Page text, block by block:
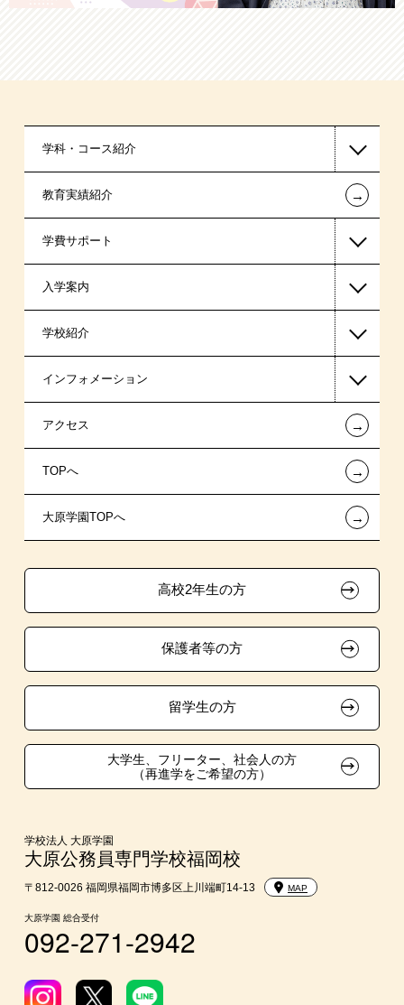
学科・コース紹介
国家公務員・地方公務員系
警察官・消防官系
東京経営大学 学士取得コース
高校生対象コース
教育実績紹介 ←
学費サポート
高等教育の修学支援新制度
日本学生支援機構の奨学金
国の教育ローン
提携教育ローン
試験による特待生制度
資格・クラブ活動による特待生制度
入学案内
一般入学
AO入学
指定校推薦入学
特別推薦入学
推薦入学
生徒会活動推薦入学
自己推薦入学
在校生・卒業生紹介推薦入学
大学生・短期大学生特別入学
学費
東京経営大学への3年次編入学
入学前Web通信講座
大学・短期大学・公務員併願制度
学校紹介
在校生からあなたへ
夢を叶えた先輩たち
施設・研修所
学生寮・マンションのご案内
大原学園グループ案内
インフォメーション
お知らせ・新着情報
在校生へのお知らせ
各種証明書の発行ご希望の方
採用ご担当の方
アクセス ←
TOPへ ←
大原学園TOPへ ←
高校2年生の方
保護者等の方
留学生の方
大学生、フリーター、社会人の方
（再進学をご希望の方）
学校法人 大原学園
大原公務員専門学校福岡校
〒812-0026 福岡県福岡市博多区上川端町14-13 MAP
大原学園 総合受付
092-271-2942